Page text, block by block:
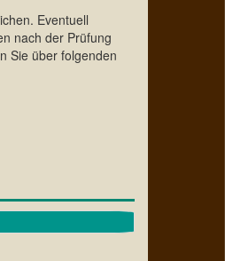
Eventuell
nach der Prüfung
Sie über folgenden